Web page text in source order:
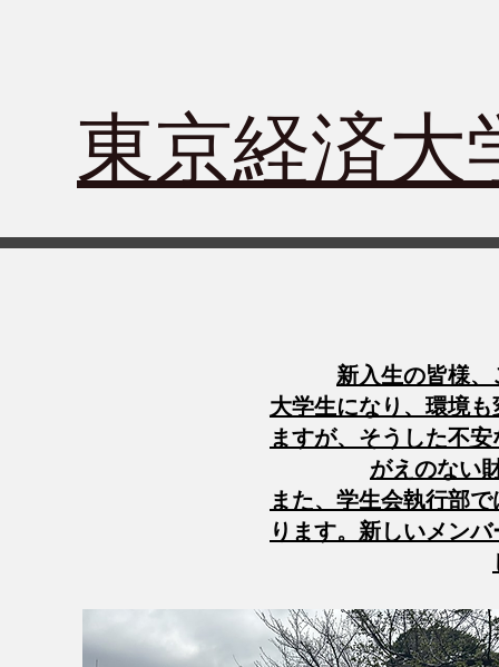
東京経済大
新入生の皆様
大学生になり、環境
ますが、そうした不
がえのない
また、学生会執行部
ります。新しいメン